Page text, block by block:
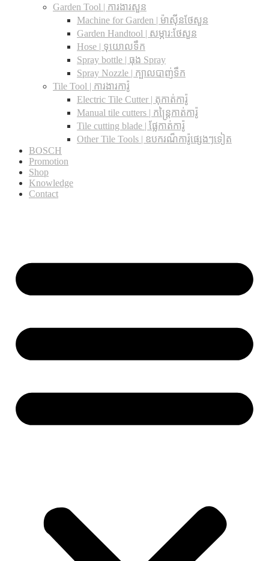
Garden Tool | ការងារសួន
Machine for Garden | ម៉ាស៊ីនថែសួន
Garden Handtool | សម្ភារ:ថែសួន
Hose | ទុយោលទឹក
Spray bottle | ធុង Spray
Spray Nozzle | ក្បាលបាញ់ទឹក
Tile Tool | ការងារការ៉ូ
Electric Tile Cutter | តុកាត់ការ៉ូ
Manual tile cutters | កន្ត្រៃកាត់ការ៉ូ
Tile cutting blade | ផ្លែកាត់ការ៉ូ
Other Tile Tools | ឧបករណ៏ការ៉ូផ្សេងៗទៀត
BOSCH
Promotion
Shop
Knowledge
Contact